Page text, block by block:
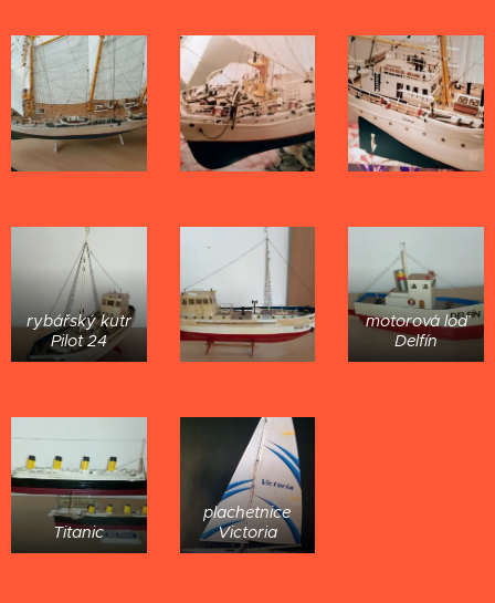
rybářský kutr
Pilot 24
motorová loď
Delfín
Titanic
plachetnice
Victoria